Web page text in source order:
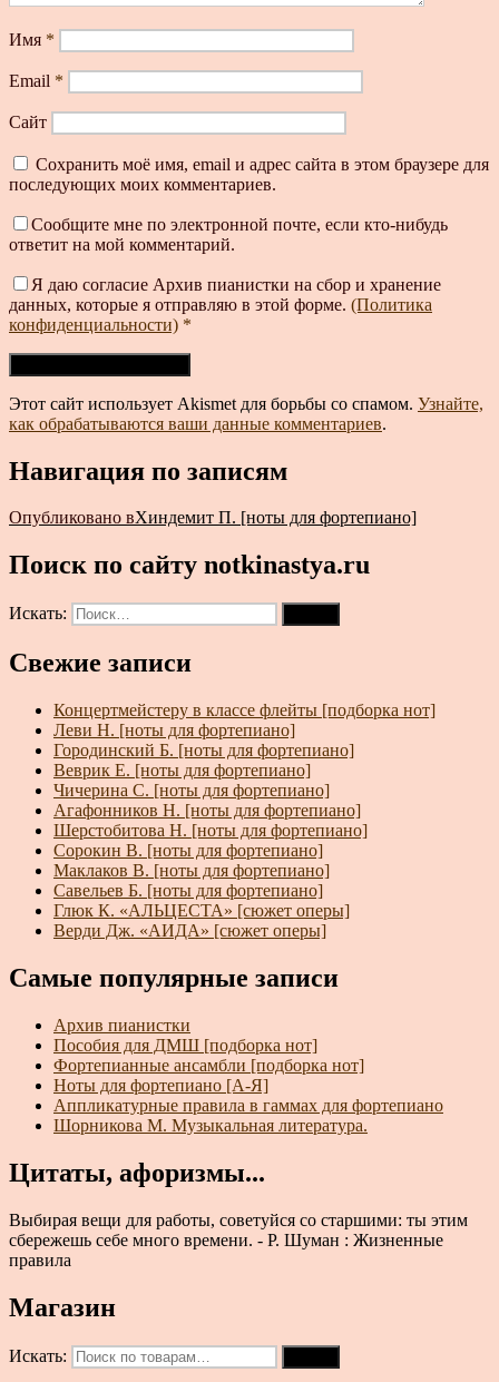
Имя *
Email *
Сайт
Сохранить моё имя, email и адрес сайта в этом браузере для
последующих моих комментариев.
Сообщите мне по электронной почте, если кто-нибудь
ответит на мой комментарий.
Я даю согласие Архив пианистки на сбор и хранение
данных, которые я отправляю в этой форме. (Политика
конфиденциальности) *
Этот сайт использует Akismet для борьбы со спамом. Узнайте,
как обрабатываются ваши данные комментариев.
Навигация по записям
Опубликовано вХиндемит П. [ноты для фортепиано]
Поиск по сайту notkinastya.ru
Искать:
Свежие записи
Концертмейстеру в классе флейты [подборка нот]
Леви Н. [ноты для фортепиано]
Городинский Б. [ноты для фортепиано]
Веврик Е. [ноты для фортепиано]
Чичерина С. [ноты для фортепиано]
Агафонников Н. [ноты для фортепиано]
Шерстобитова Н. [ноты для фортепиано]
Сорокин В. [ноты для фортепиано]
Маклаков В. [ноты для фортепиано]
Савельев Б. [ноты для фортепиано]
Глюк К. «АЛЬЦЕСТА» [сюжет оперы]
Верди Дж. «АИДА» [сюжет оперы]
Самые популярные записи
Архив пианистки
Пособия для ДМШ [подборка нот]
Фортепианные ансамбли [подборка нот]
Ноты для фортепиано [А-Я]
Аппликатурные правила в гаммах для фортепиано
Шорникова М. Музыкальная литература.
Цитаты, афоризмы...
Выбирая вещи для работы, советуйся со старшими: ты этим
сбережешь себе много времени. - Р. Шуман : Жизненные
правила
Магазин
Искать: